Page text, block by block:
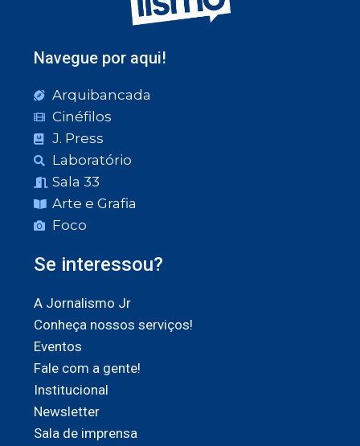
Navegue por aqui!
Arquibancada
Cinéfilos
J. Press
Laboratório
Sala 33
Arte e Grafia
Foco
Se interessou?
A Jornalismo Jr
Conheça nossos serviços!
Eventos
Fale com a gente!
Institucional
Newsletter
Sala de imprensa